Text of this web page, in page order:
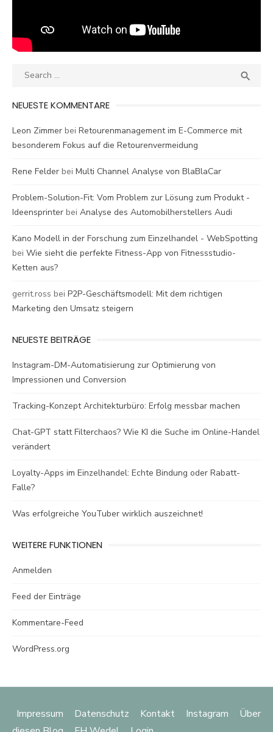
Search

NEUESTE KOMMENTARE
Leon Zimmer bei Retourenmanagement im E-Commerce mit
besonderem Fokus auf die Retourenvermeidung
Rene Felder bei Multi Channel Analyse von BlaBlaCar
Problem-Solution-Fit: Vom Problem zur Lösung zum Produkt -
Ideensprinter bei Analyse des Automobilherstellers Audi
Kano Modell in der Forschung zum Einzelhandel - WebSpotting
bei Wie sieht die perfekte Fitness-App von Fitnessstudio-
Ketten aus?
gerrit.ross bei P2P-Geschäftsmodell: Mit dem richtigen
Marketing den Umsatz steigern
NEUESTE BEITRÄGE
Instagram-DM-Automatisierung zur Optimierung von
Impressionen und Conversion
Tracking-Konzept Architekturbüro: Erfolg messbar machen
Chat-GPT statt Filterchaos? Wie KI die Suche im Online-Handel
verändert
Loyalty-Apps im Einzelhandel: Echte Bindung oder Rabatt-
Falle?
Was erfolgreiche YouTuber wirklich auszeichnet!
WEITERE FUNKTIONEN
Anmelden
Feed der Einträge
Kommentare-Feed
WordPress.org
Impressum Datenschutz Kontakt Instagram
Über